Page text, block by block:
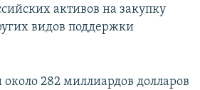
активов на закупку
видов поддержки
282 миллиардов долларов